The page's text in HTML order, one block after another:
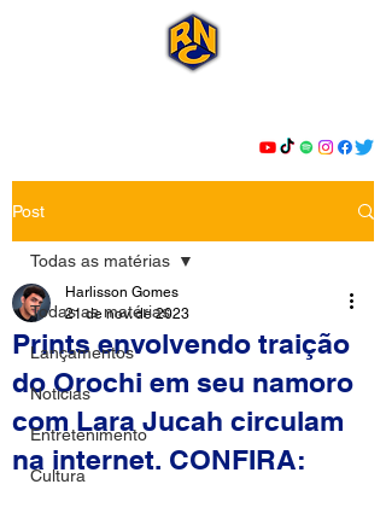
Post
Todas as matérias
Lançamentos
Notícias
Entretenimento
Cultura
Todas as matérias
Prints envolvendo traição
do Orochi em seu namoro
com Lara Jucah circulam
na internet. CONFIRA:
Harlisson Gomes
21 de nov. de 2023